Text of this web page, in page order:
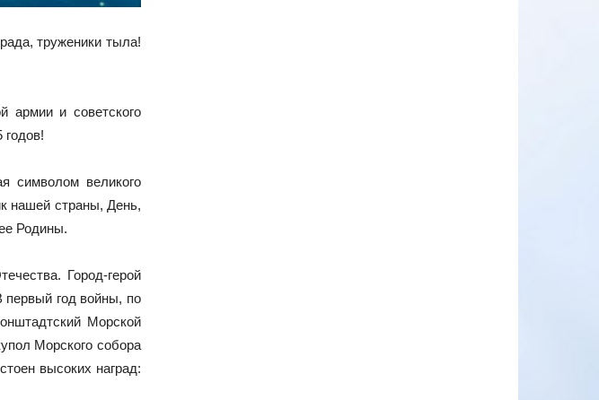
труженики тыла!
армии и советского
годов!
символом великого
нашей страны, День,
Родины.
Город-герой
первый год войны, по
Морской
Морского собора
высоких наград: